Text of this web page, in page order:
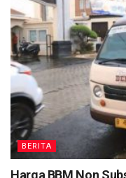
BERITA